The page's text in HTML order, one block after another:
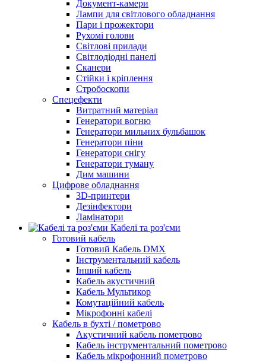
Документ-камери
Лампи для світлового обладнання
Пари і прожектори
Рухомі голови
Світлові прилади
Світлодіодні панелі
Сканери
Стійки і кріплення
Стробоскопи
Спецефекти
Витратний матеріал
Генератори вогню
Генератори мильних бульбашок
Генератори піни
Генератори снігу
Генератори туману
Дим машини
Цифрове обладнання
3D-принтери
Дезінфектори
Ламінатори
Кабелі та роз'єми
Готовий кабель
Готовий Кабель DMX
Інструментальний кабель
Інший кабель
Кабель акустичний
Кабель Мультикор
Комутаційний кабель
Мікрофонні кабелі
Кабель в бухті / пометрово
Акустичний кабель пометрово
Кабель інструментальний пометрово
Кабель мікрофонний пометрово